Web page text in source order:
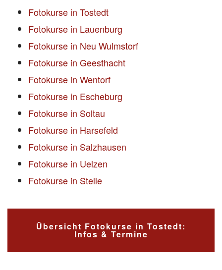
Fotokurse in Tostedt
Fotokurse in Lauenburg
Fotokurse in Neu Wulmstorf
Fotokurse in Geesthacht
Fotokurse in Wentorf
Fotokurse in Escheburg
Fotokurse in Soltau
Fotokurse in Harsefeld
Fotokurse in Salzhausen
Fotokurse in Uelzen
Fotokurse in Stelle
Übersicht Fotokurse in Tostedt:
Infos & Termine